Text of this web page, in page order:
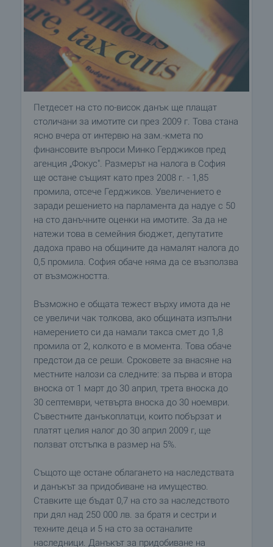
Петдесет на сто по-висок данък ще плащат
столичани за имотите си през 2009 г. Това стана
ясно вчера от интервю на зам.-кмета по
финансовите въпроси Минко Герджиков пред
агенция „Фокус". Размерът на налога в София
ще остане същият като през 2008 г. - 1,85
промила, отсече Герджиков. Увеличението е
заради решението на парламента да надуе с 50
на сто данъчните оценки на имотите. За да не
натежи това в семейния бюджет, депутатите
дадоха право на общините да намалят налога до
0,5 промила. София обаче няма да се възползва
от възможността.
Възможно е общата тежест върху имота да не
се увеличи чак толкова, ако общината изпълни
намерението си да намали такса смет до 1,8
промила от 2, колкото е в момента. Това обаче
предстои да се реши. Сроковете за внасяне на
местните налози са следните: за първа и втора
вноска от 1 март до 30 април, трета вноска до
30 септември, четвърта вноска до 30 ноември.
Съвестните данъкоплатци, които побързат и
платят целия налог до 30 април 2009 г, ще
ползват отстъпка в размер на 5%.
Същото ще остане облагането на наследствата
и данъкът за придобиване на имущество.
Ставките ще бъдат 0,7 на сто за наследството
при дял над 250 000 лв. за братя и сестри и
техните деца и 5 на сто за останалите
наследници. Данъкът за придобиване на